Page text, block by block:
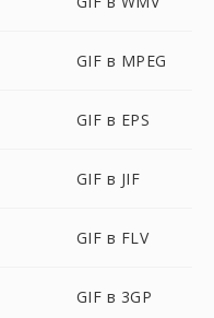
GIF в MPEG
GIF в EPS
GIF в JIF
GIF в FLV
GIF в 3GP